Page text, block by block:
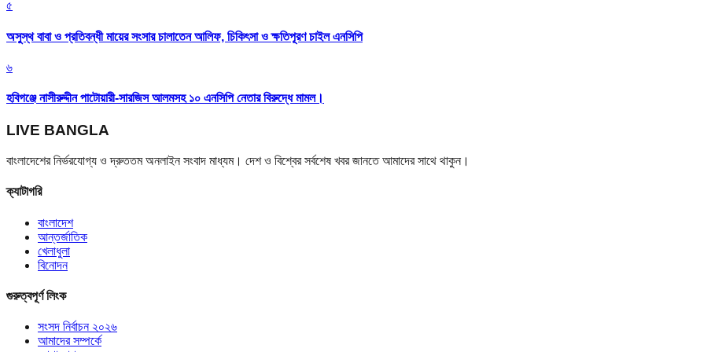
৫
অসুস্থ বাবা ও প্রতিবন্ধী মায়ের সংসার চালাতেন আলিফ, চিকিৎসা ও ক্ষতিপূরণ চাইল এনসিপি
৬
হবিগঞ্জে নাসীরুদ্দীন পাটোয়ারী-সারজিস আলমসহ ১০ এনসিপি নেতার বিরুদ্ধে মামল।
LIVE BANGLA
বাংলাদেশের নির্ভরযোগ্য ও দ্রুততম অনলাইন সংবাদ মাধ্যম। দেশ ও বিশ্বের সর্বশেষ খবর জানতে আমাদের সাথে থাকুন।
ক্যাটাগরি
বাংলাদেশ
আন্তর্জাতিক
খেলাধুলা
বিনোদন
গুরুত্বপূর্ণ লিংক
সংসদ নির্বাচন ২০২৬
আমাদের সম্পর্কে